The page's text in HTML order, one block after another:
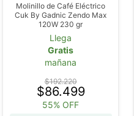
Molinillo de Café Eléctrico
Cuk By Gadnic Zendo Max
120W 230 gr
Llega
Gratis
mañana
$192.220
$86.499
55% OFF